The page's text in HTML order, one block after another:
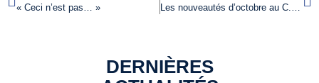
« Ceci n’est pas… »
DERNIÈRES